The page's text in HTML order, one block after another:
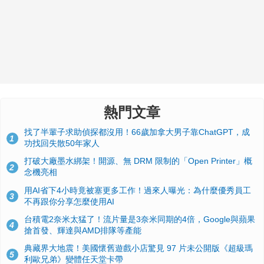
熱門文章
1
找了半輩子求助偵探都沒用！66歲加拿大男子靠ChatGPT，成
功找回失散50年家人
2
打破大廠墨水綁架！開源、無 DRM 限制的「Open Printer」概
念機亮相
3
用AI省下4小時竟被塞更多工作！過來人曝光：為什麼優秀員工
不再跟你分享怎麼使用AI
4
台積電2奈米太猛了！流片量是3奈米同期的4倍，Google與蘋果
搶首發、輝達與AMD排隊等產能
5
典藏界大地震！美國懷舊遊戲小店驚見 97 片未公開版《超級瑪
利歐兄弟》變體任天堂卡帶